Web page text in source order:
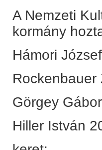
A Nemzeti
kormány
Hámori
Görgey
Hiller István